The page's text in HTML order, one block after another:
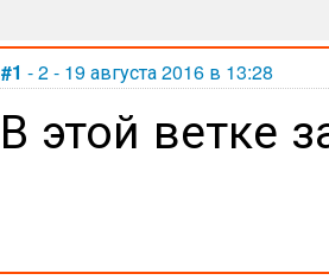
#1 - 2 - 19 августа 2016 в 13:28
В этой ветке